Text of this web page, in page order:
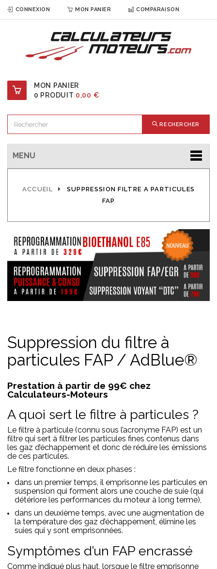
CONNEXION MON PANIER COMPARAISON
MON PANIER
0 PRODUIT 0,00 €
RECHERCHER
MENU
ACCUEIL
SUPPRESSION FILTRE A PARTICULES
FAP
Suppression du filtre à
particules FAP / AdBlue®
Prestation à partir de 99€ chez
Calculateurs-Moteurs
A quoi sert le filtre à particules ?
Le filtre à particule (connu sous l’acronyme FAP) est un
filtre qui sert à filtrer les particules fines contenus dans
les gaz d’échappement et donc de réduire les émissions
de ces particules.
Le filtre fonctionne en deux phases :
dans un premier temps, il emprisonne les particules en
suspension qui forment alors une couche de suie (qui
détériore les performances du moteur à long terme),
dans un deuxième temps, avec une augmentation de
la température des gaz d’échappement, élimine les
suies qui y sont emprisonnées.
Symptômes d’un FAP encrassé
Comme indiqué plus haut, lorsque le filtre emprisonne